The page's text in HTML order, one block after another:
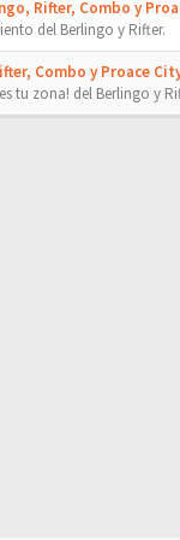
Rifter, Combo y
del Berlingo y Rifter.
Combo y Proace
tu zona! del Berlingo y